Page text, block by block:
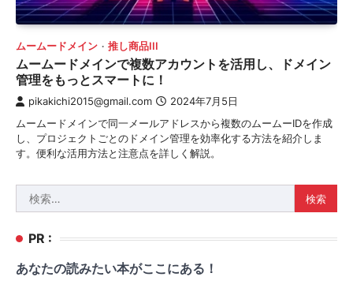
ムームードメイン 推し商品III
ムームードメインで複数アカウントを活用し、ドメイン
管理をもっとスマートに！
pikakichi2015@gmail.com 2024年7月5日
ムームードメインで同一メールアドレスから複数のムームーIDを作成
し、プロジェクトごとのドメイン管理を効率化する方法を紹介しま
す。便利な活用方法と注意点を詳しく解説。
索:
PR :
あなたの読みたい本がここにある！